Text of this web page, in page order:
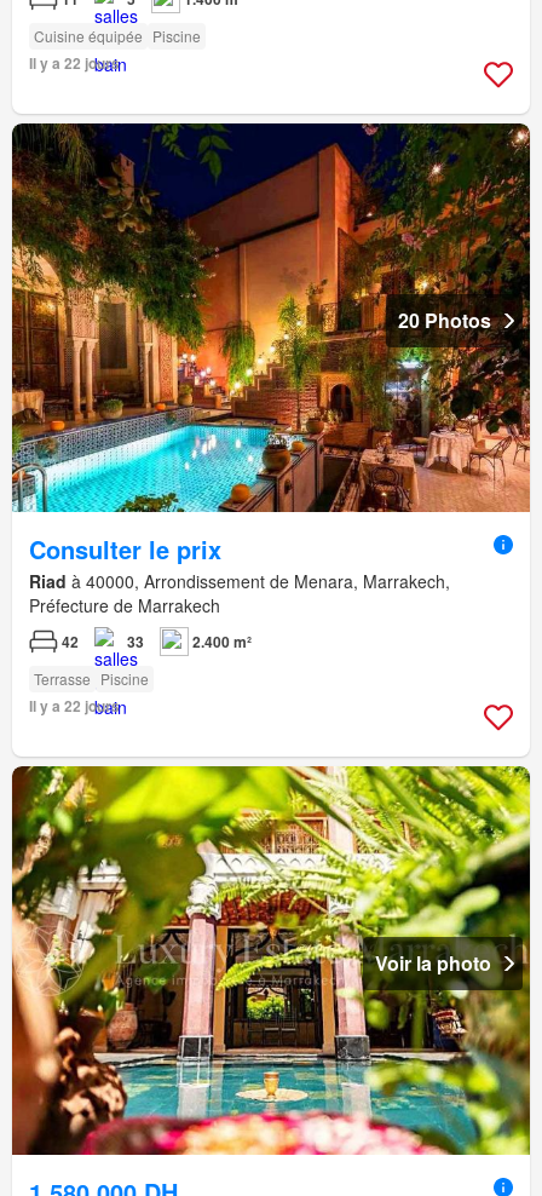
Cuisine équipée Piscine
Il y a 22 jours
20 Photos
Consulter le prix
Riad à 40000, Arrondissement de Menara, Marrakech,
Préfecture de Marrakech
42 33 2.400 m²
Terrasse Piscine
Il y a 22 jours
Voir la photo